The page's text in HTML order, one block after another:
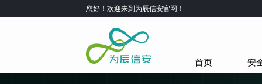
您好！欢迎来到为辰信安官网！
首页 安